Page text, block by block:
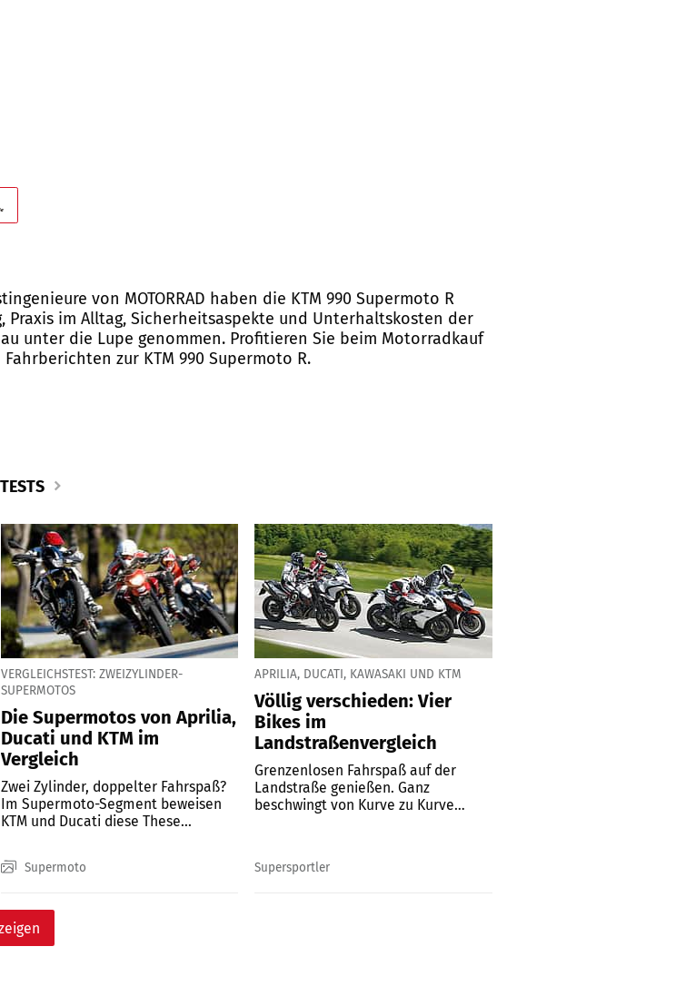
von MOTORRAD haben die KTM 990 Supermoto R
im Alltag, Sicherheitsaspekte und Unterhaltskosten der
unter die Lupe genommen. Profitieren Sie beim Motorradkauf
zur KTM 990 Supermoto R.
VERGLEICHSTEST: ZWEIZYLINDER-
SUPERMOTOS
Die Supermotos von Aprilia,
Ducati und KTM im
Vergleich
Zwei Zylinder, doppelter Fahrspaß?
Im Supermoto-Segment beweisen
KTM und Ducati diese These...
Supermoto
APRILIA, DUCATI, KAWASAKI UND KTM
Völlig verschieden: Vier
Bikes im
Landstraßenvergleich
Grenzenlosen Fahrspaß auf der
Landstraße genießen. Ganz
beschwingt von Kurve zu Kurve
Supersportler